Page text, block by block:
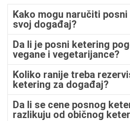
Kako mogu naručiti
svoj događaj?
Da li je posni ketering
vegane i vegetarijance?
Koliko ranije treba
ketering za događaj?
Da li se cene posnog
razlikuju od običnog